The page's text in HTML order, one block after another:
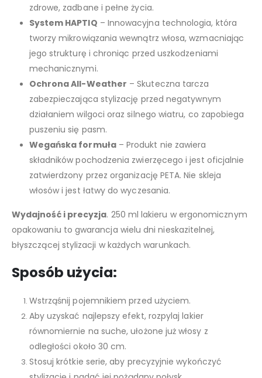
zdrowe, zadbane i pełne życia.
System HAPTIQ – Innowacyjna technologia, która
tworzy mikrowiązania wewnątrz włosa, wzmacniając
jego strukturę i chroniąc przed uszkodzeniami
mechanicznymi.
Ochrona All-Weather – Skuteczna tarcza
zabezpieczająca stylizację przed negatywnym
działaniem wilgoci oraz silnego wiatru, co zapobiega
puszeniu się pasm.
Wegańska formuła– Produkt nie zawiera
składników pochodzenia zwierzęcego i jest oficjalnie
zatwierdzony przez organizację PETA. Nie skleja
włosów i jest łatwy do wyczesania.
Wydajność i precyzja. 250 ml lakieru w ergonomicznym
opakowaniu to gwarancja wielu dni nieskazitelnej,
błyszczącej stylizacji w każdych warunkach.
Sposób użycia:
Wstrząśnij pojemnikiem przed użyciem.
Aby uzyskać najlepszy efekt, rozpylaj lakier
równomiernie na suche, ułożone już włosy z
odległości około 30 cm.
Stosuj krótkie serie, aby precyzyjnie wykończyć